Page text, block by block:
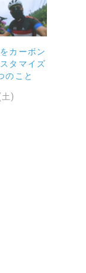
カーボン
タマイズ
のこと
)